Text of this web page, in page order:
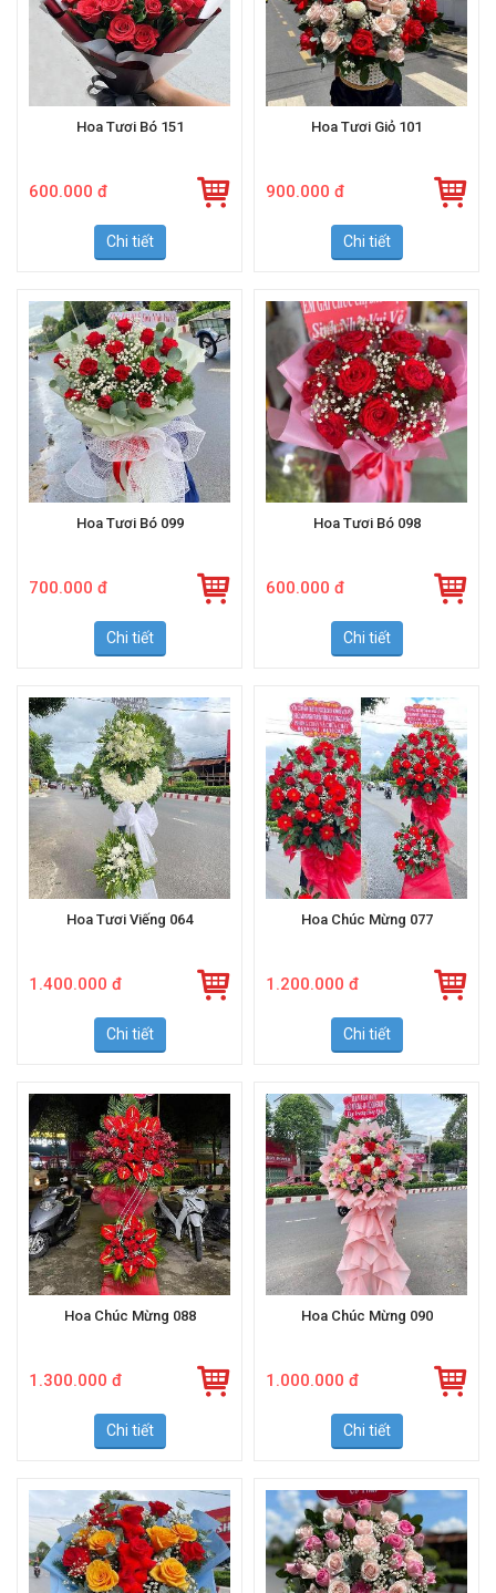
Chi tiết Chi tiết
Chi tiết Chi tiết
Hoa Tươi Viếng 064
Chi tiết
Hoa Chúc Mừng 077
Chi tiết
Hoa Chúc Mừng 088
Chi tiết
Hoa Chúc Mừng 090
Chi tiết